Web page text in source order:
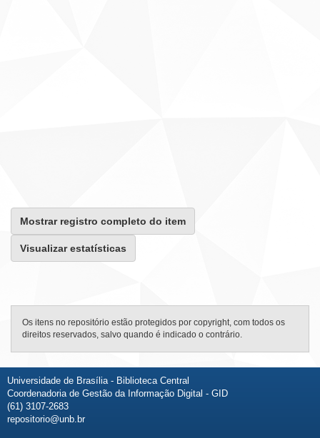
Mostrar registro completo do item
Visualizar estatísticas
Os itens no repositório estão protegidos por copyright, com todos os
direitos reservados, salvo quando é indicado o contrário.
Universidade de Brasília - Biblioteca Central
Coordenadoria de Gestão da Informação Digital - GID
(61) 3107-2683
repositorio@unb.br